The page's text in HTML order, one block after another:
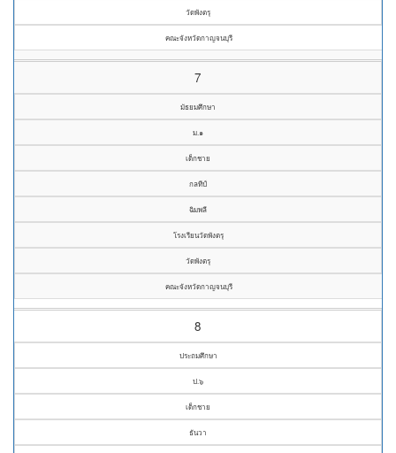
วัดพังตรุ
คณะจังหวัดกาญจนบุรี
7
มัธยมศึกษา
ม.๑
เด็กชาย
กลทีป์
ฉิมพลี
โรงเรียนวัดพังตรุ
วัดพังตรุ
คณะจังหวัดกาญจนบุรี
8
ประถมศึกษา
ป.๖
เด็กชาย
ธันวา